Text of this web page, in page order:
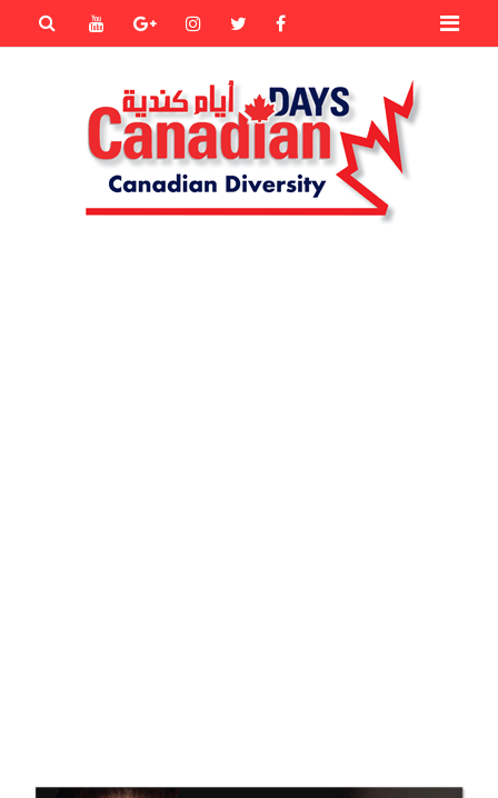
Facebook
Twitter
instagram
Goole+
Youtube